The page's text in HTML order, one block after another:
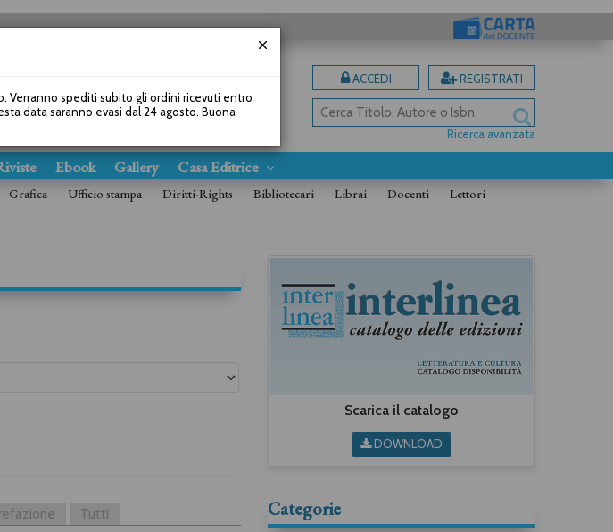
ACCEDI REGISTRATI
Ricerca avanzata
Ebook Gallery Casa Editrice
Grafica Ufficio stampa Diritti-Rights Bibliotecari Librai Docenti Lettori
Tutti
Scarica il catalogo
DOWNLOAD
Categorie
Verranno spediti subito gli ordini ricevuti entro
data saranno evasi dal 24 agosto. Buona